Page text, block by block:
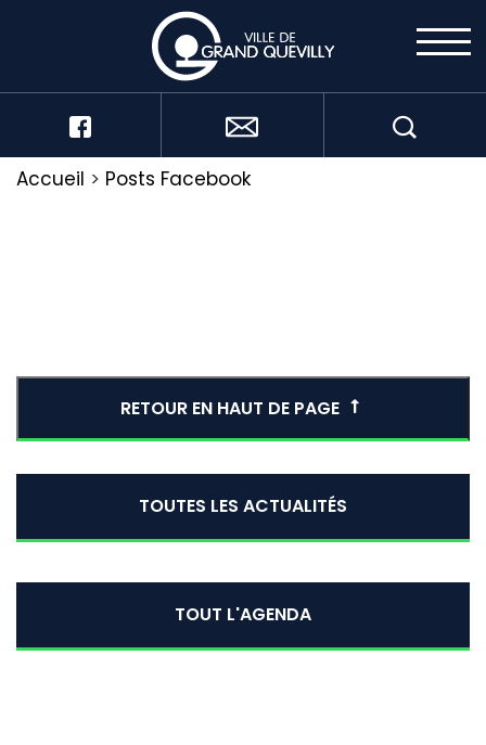
Accueil > Posts Facebook
RETOUR EN HAUT DE PAGE
TOUTES LES ACTUALITÉS
TOUT L'AGENDA